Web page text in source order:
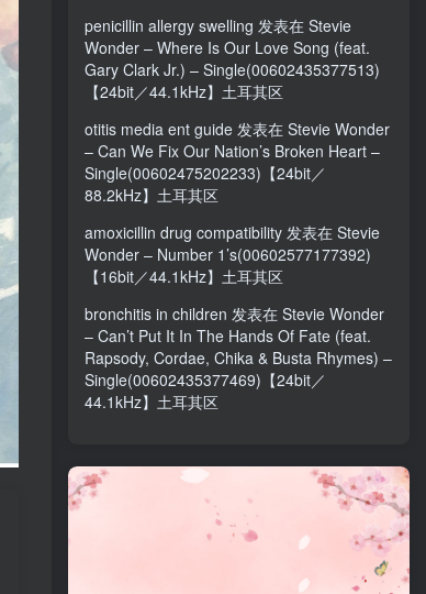
penicillin allergy swelling 发表在 Stevie
Wonder – Where Is Our Love Song (feat.
Gary Clark Jr.) – Single(00602435377513)
【24bit／44.1kHz】土耳其区
otitis media ent guide 发表在 Stevie Wonder
– Can We Fix Our Nation’s Broken Heart –
Single(00602475202233)【24bit／
88.2kHz】土耳其区
amoxicillin drug compatibility 发表在 Stevie
Wonder – Number 1’s(00602577177392)
【16bit／44.1kHz】土耳其区
bronchitis in children 发表在 Stevie Wonder
– Can’t Put It In The Hands Of Fate (feat.
Rapsody, Cordae, Chika & Busta Rhymes) –
Single(00602435377469)【24bit／
44.1kHz】土耳其区